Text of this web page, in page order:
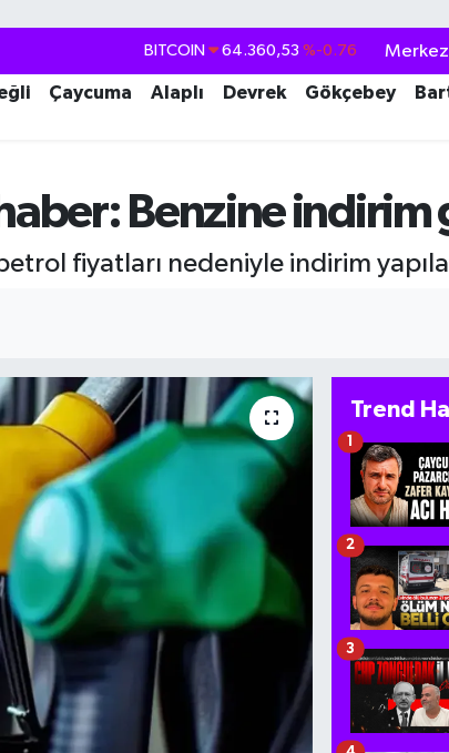
DOLAR 47,7069 %0.17
EURO 55,0265 %0.01
BİST100 13.887 %64
Merkez
Çaycuma Alaplı Devrek Gökçebey
Benzine indirim
fiyatları nedeniyle indirim
Trend
1
2
3